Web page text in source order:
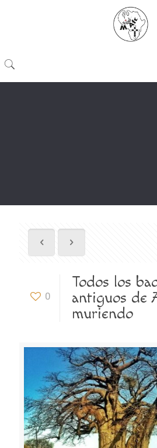
0
Todos los
antiguos de
muriendo